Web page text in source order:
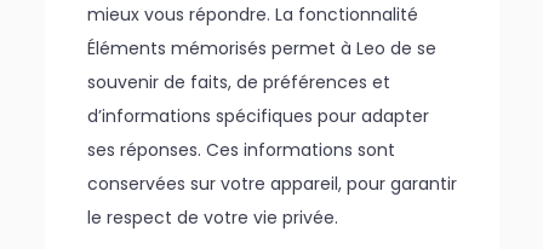
mieux vous répondre. La fonctionnalité
Éléments mémorisés permet à Leo de se
souvenir de faits, de préférences et
d’informations spécifiques pour adapter
ses réponses. Ces informations sont
conservées sur votre appareil, pour garantir
le respect de votre vie privée.